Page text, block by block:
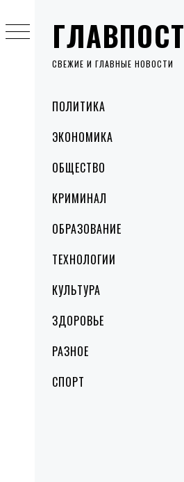
ГЛАВПОСТ
СВЕЖИЕ И ГЛАВНЫЕ НОВОСТИ
MenuПОЛИТИКА
ЭКОНОМИКА
ОБЩЕСТВО
КРИМИНАЛ
ОБРАЗОВАНИЕ
ТЕХНОЛОГИИ
КУЛЬТУРА
ЗДОРОВЬЕ
РАЗНОЕ
СПОРТ
to
content